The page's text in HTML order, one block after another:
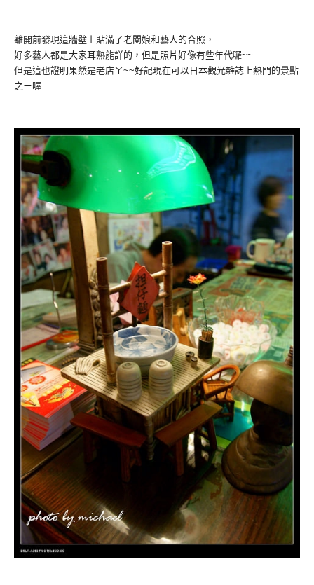
離開前發現這牆壁上貼滿了老闆娘和藝人的合照，
好多藝人都是大家耳熟能詳的，但是照片好像有些年代囉~~
但是這也證明果然是老店ㄚ~~好記現在可以日本觀光雜誌上熱門的景點
之ㄧ喔